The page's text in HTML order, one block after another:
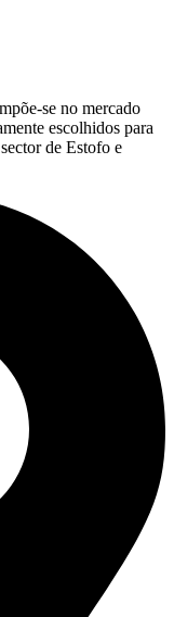
se no mercado
escolhidos para
de Estofo e